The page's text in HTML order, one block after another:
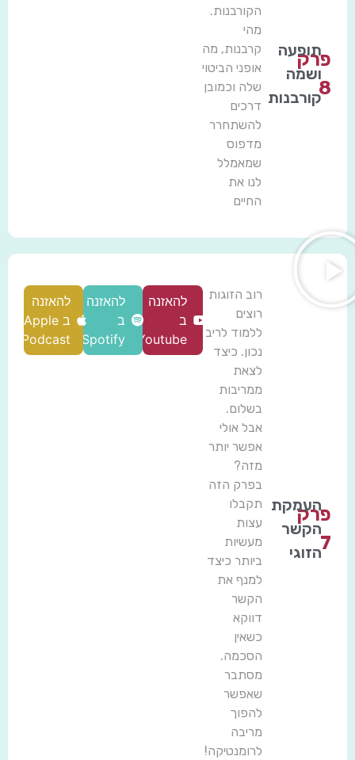
פרק
8
תופעה
ושמה
קורבנות
הקורבנות.
מהי
קרבנות, מה
אופני הביטוי
שלה וכמובן
דרכים
להשתחרר
מדפוס
שמאמלל
לנו את
החיים
פרק
7
העמקת
הקשר
הזוגי
רוב הזוגות
רוצים
ללמוד לריב
נכון. כיצד
לצאת
ממריבות
בשלום.
אבל אולי
אפשר יותר
מזה?
בפרק הזה
תקבלו
עצות
מעשיות
ביותר כיצד
למנף את
הקשר
דווקא
כשאין
הסכמה.
מסתבר
שאפשר
להפוך
מריבה
לרומנטיקה!
להאזנה
ב
Youtube
להאזנה
ב
Spotify
להאזנה
ב Apple
Podcast